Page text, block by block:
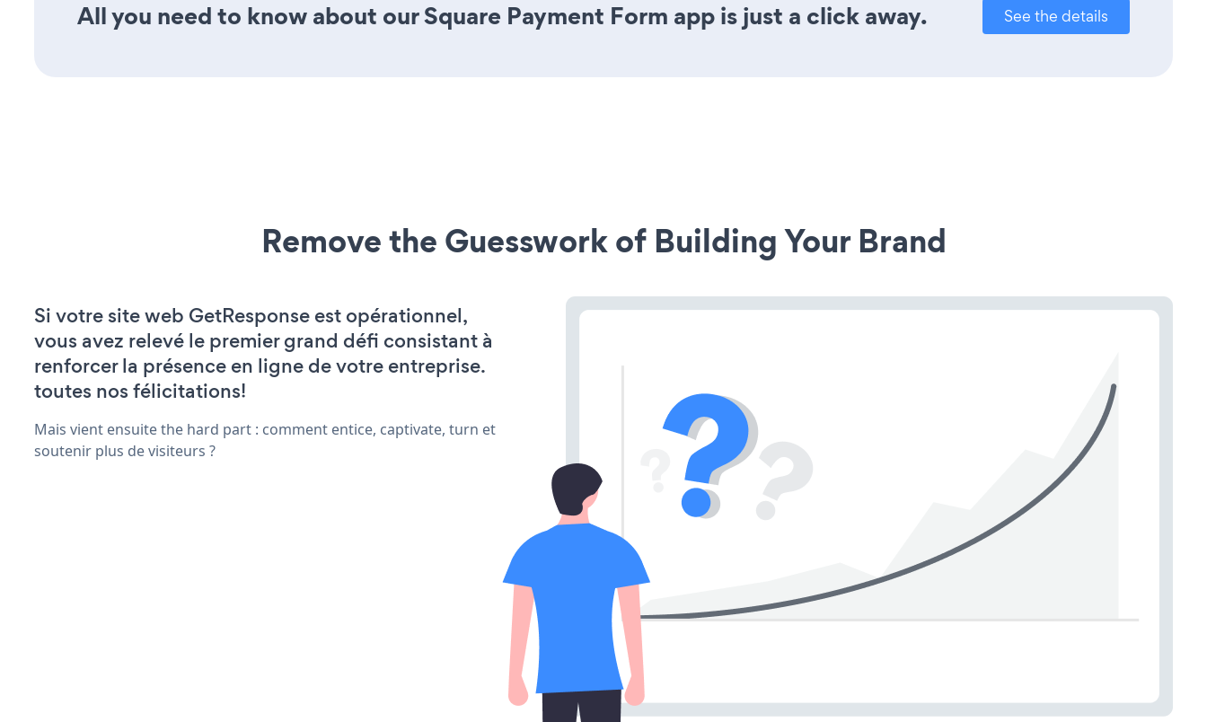
All you need to know about our Square Payment Form app is just a click away. See the details
Remove the Guesswork of Building Your Brand
Si votre site web GetResponse est opérationnel,
vous avez relevé le premier grand défi consistant à
renforcer la présence en ligne de votre entreprise.
toutes nos félicitations!
Mais vient ensuite the hard part : comment entice, captivate, turn et
soutenir plus de visiteurs ?